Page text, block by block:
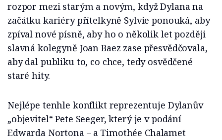
rozpor mezi starým a novým, když Dylana na
začátku kariéry přítelkyně Sylvie ponouká, aby
zpíval nové písně, aby ho o několik let později
slavná kolegyně Joan Baez zase přesvědčovala,
aby dal publiku to, co chce, tedy osvědčené
staré hity.
Nejlépe tenhle konflikt reprezentuje Dylanův
„objevitel“ Pete Seeger, který je v podání
Edwarda Nortona –⁠⁠⁠⁠⁠⁠ a Timothée Chalamet